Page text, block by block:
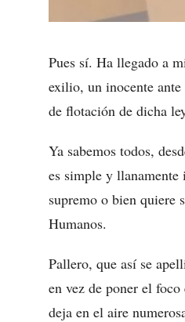
Pues sí. Ha llegado a
exilio, un inocente
de flotación de dicha
Ya sabemos todos,
es simple y
supremo o bien quiere
Humanos.
Pallero, que así se
en vez de poner el
deja en el aire